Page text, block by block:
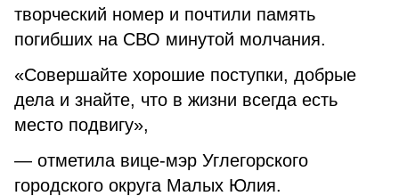
творческий номер и почтили память
погибших на СВО минутой молчания.
«Совершайте хорошие поступки, добрые
дела и знайте, что в жизни всегда есть
место подвигу»,
— отметила вице-мэр Углегорского
городского округа Малых Юлия.